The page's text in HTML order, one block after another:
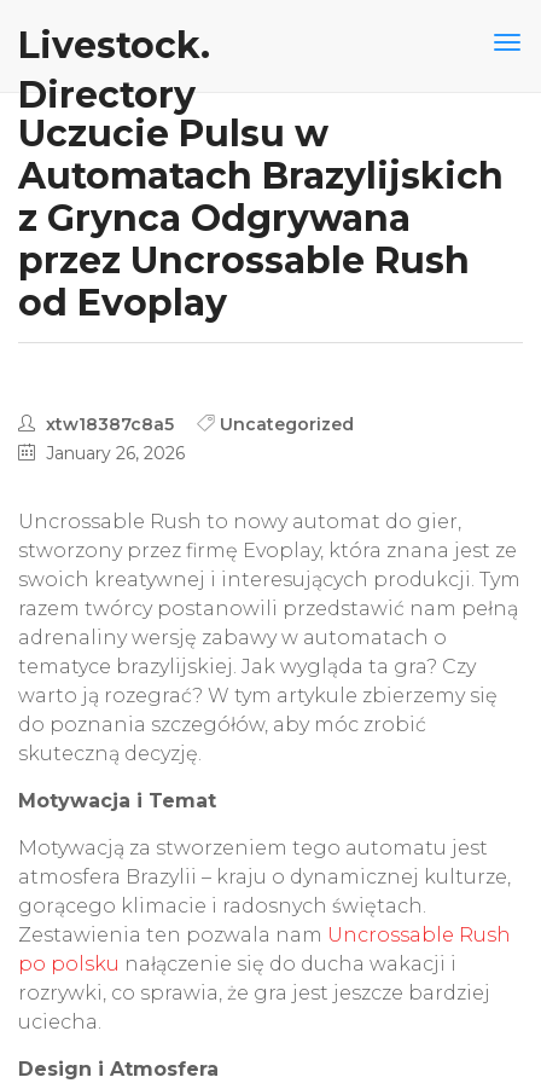
Livestock.
Directory
Uczucie Pulsu w
Automatach Brazylijskich
z Grynca Odgrywana
przez Uncrossable Rush
od Evoplay
xtw18387c8a5
Uncategorized
January 26, 2026
Uncrossable Rush to nowy automat do gier,
stworzony przez firmę Evoplay, która znana jest ze
swoich kreatywnej i interesujących produkcji. Tym
razem twórcy postanowili przedstawić nam pełną
adrenaliny wersję zabawy w automatach o
tematyce brazylijskiej. Jak wygląda ta gra? Czy
warto ją rozegrać? W tym artykule zbierzemy się
do poznania szczegółów, aby móc zrobić
skuteczną decyzję.
Motywacja i Temat
Motywacją za stworzeniem tego automatu jest
atmosfera Brazylii – kraju o dynamicznej kulturze,
gorącego klimacie i radosnych świętach.
Zestawienia ten pozwala nam Uncrossable Rush
po polsku nałączenie się do ducha wakacji i
rozrywki, co sprawia, że gra jest jeszcze bardziej
uciecha.
Design i Atmosfera